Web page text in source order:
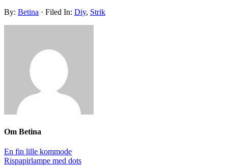
Share
By: Betina · Filed In: Diy, Strik
Om Betina
En fin lille kommode
Rispapirlampe med dots